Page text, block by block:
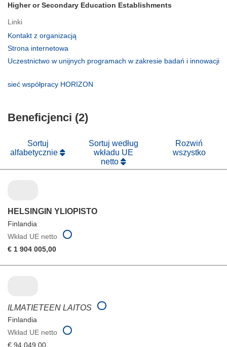
Higher or Secondary Education Establishments
Linki
Kontakt z organizacją
oknie)
Strona internetowa
otworzy
Uczestnictwo w unijnych programach w zakresie badań i innowacji
otworzy
nowym
sieć współpracy HORIZON
Beneficjenci (2)
Sortuj
alfabetycznie
Sortuj według
wkładu UE
netto
Rozwiń
wszystko
HELSINGIN YLIOPISTO
Finlandia
Wkład UE netto
€ 1 904 005,00
ILMATIETEEN LAITOS
Finlandia
Wkład UE netto
€ 94 049,00